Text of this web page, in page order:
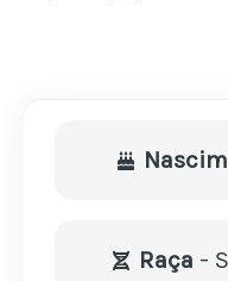
Raça -